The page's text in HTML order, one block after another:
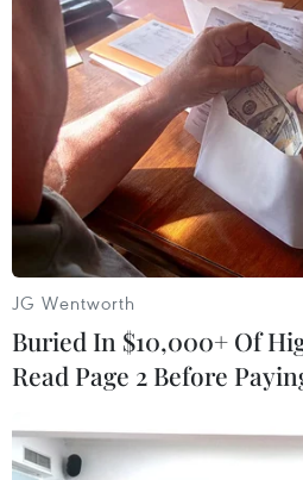
Lực lượng an ninh Thổ
phạm liên quan đến IS
Tổng thống Mỹ Donald
số 2 của IS bị tiêu diệt
Syria siết chặt an ninh
giáo sỹ nổi tiếng
Thổ Nhĩ Kỳ bắt giữ 90
liên hệ với nhóm khủng bố
JG Wentworth
Buried In $10,000+ Of
Read Page 2 Before